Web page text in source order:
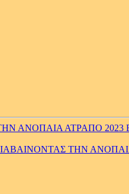
ΑΝΟΠΑΙΑ ΑΤΡΑΠΟ 2023
ΤΗΝ